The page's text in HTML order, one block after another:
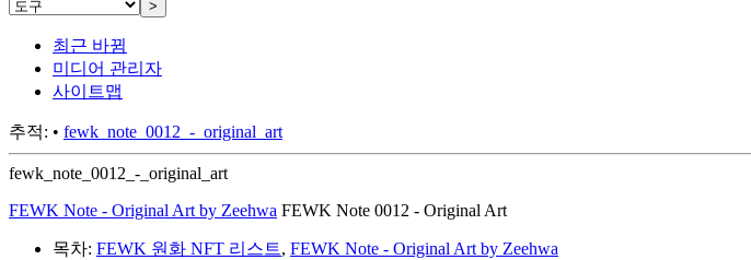
>
최근 바뀜
미디어 관리자
사이트맵
추적: • fewk_note_0012_-_original_art
fewk_note_0012_-_original_art
FEWK Note - Original Art by Zeehwa FEWK Note 0012 - Original Art
목차: FEWK 원화 NFT 리스트, FEWK Note - Original Art by Zeehwa